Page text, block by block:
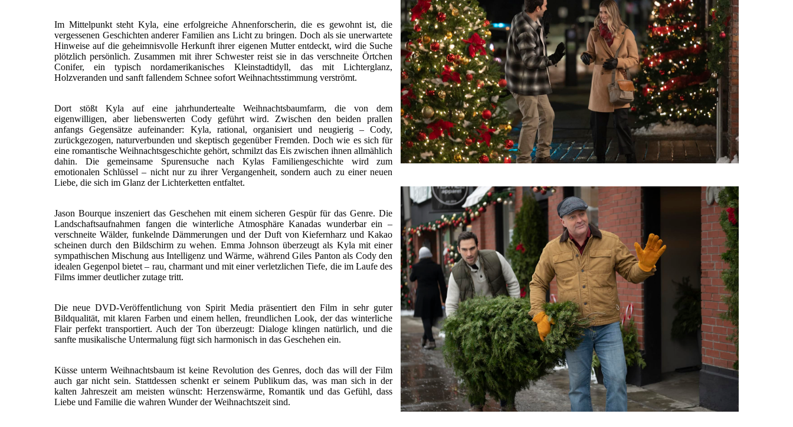
Im Mittelpunkt steht Kyla, eine erfolgreiche Ahnenforscherin, die es gewohnt ist, die
vergessenen Geschichten anderer Familien ans Licht zu bringen. Doch als sie unerwartete
Hinweise auf die geheimnisvolle Herkunft ihrer eigenen Mutter entdeckt, wird die Suche
plötzlich persönlich. Zusammen mit ihrer Schwester reist sie in das verschneite Örtchen
Conifer, ein typisch nordamerikanisches Kleinstadtidyll, das mit Lichterglanz,
Holzveranden und sanft fallendem Schnee sofort Weihnachtsstimmung verströmt.
Dort stößt Kyla auf eine jahrhundertealte Weihnachtsbaumfarm, die von dem
eigenwilligen, aber liebenswerten Cody geführt wird. Zwischen den beiden prallen
anfangs Gegensätze aufeinander: Kyla, rational, organisiert und neugierig – Cody,
zurückgezogen, naturverbunden und skeptisch gegenüber Fremden. Doch wie es sich für
eine romantische Weihnachtsgeschichte gehört, schmilzt das Eis zwischen ihnen allmählich
dahin. Die gemeinsame Spurensuche nach Kylas Familiengeschichte wird zum
emotionalen Schlüssel – nicht nur zu ihrer Vergangenheit, sondern auch zu einer neuen
Liebe, die sich im Glanz der Lichterketten entfaltet.
Jason Bourque inszeniert das Geschehen mit einem sicheren Gespür für das Genre. Die
Landschaftsaufnahmen fangen die winterliche Atmosphäre Kanadas wunderbar ein –
verschneite Wälder, funkelnde Dämmerungen und der Duft von Kiefernharz und Kakao
scheinen durch den Bildschirm zu wehen. Emma Johnson überzeugt als Kyla mit einer
sympathischen Mischung aus Intelligenz und Wärme, während Giles Panton als Cody den
idealen Gegenpol bietet – rau, charmant und mit einer verletzlichen Tiefe, die im Laufe des
Films immer deutlicher zutage tritt.
Die neue DVD-Veröffentlichung von Spirit Media präsentiert den Film in sehr guter
Bildqualität, mit klaren Farben und einem hellen, freundlichen Look, der das winterliche
Flair perfekt transportiert. Auch der Ton überzeugt: Dialoge klingen natürlich, und die
sanfte musikalische Untermalung fügt sich harmonisch in das Geschehen ein.
Küsse unterm Weihnachtsbaum ist keine Revolution des Genres, doch das will der Film
auch gar nicht sein. Stattdessen schenkt er seinem Publikum das, was man sich in der
kalten Jahreszeit am meisten wünscht: Herzenswärme, Romantik und das Gefühl, dass
Liebe und Familie die wahren Wunder der Weihnachtszeit sind.